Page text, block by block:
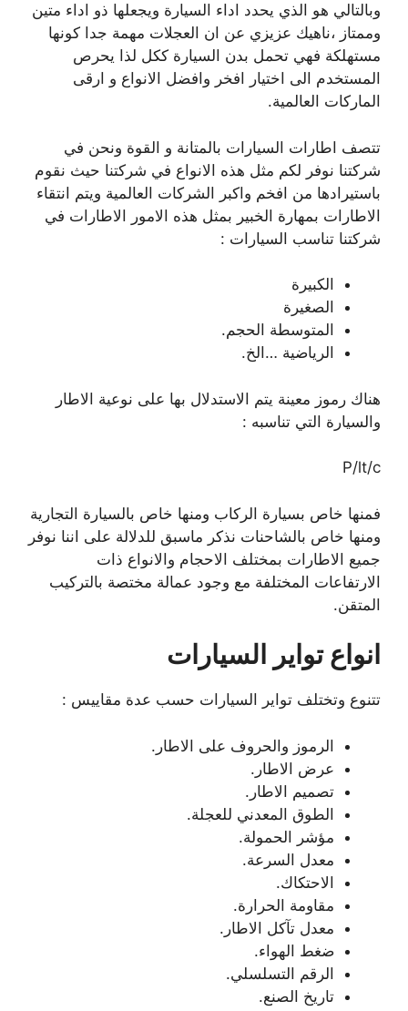
وبالتالي هو الذي يحدد اداء السيارة ويجعلها ذو اداء متين
وممتاز ،ناهيك عزيزي عن ان العجلات مهمة جدا كونها
مستهلكة فهي تحمل بدن السيارة ككل لذا يحرص
المستخدم الى اختيار افخر وافضل الانواع و ارقى
الماركات العالمية.
تتصف اطارات السيارات بالمتانة و القوة ونحن في
شركتنا نوفر لكم مثل هذه الانواع في شركتنا حيث نقوم
باستيرادها من افخم واكبر الشركات العالمية ويتم انتقاء
الاطارات بمهارة الخبير بمثل هذه الامور الاطارات في
شركتنا تناسب السيارات :
الكبيرة
الصغيرة
المتوسطة الحجم.
الرياضية …الخ.
هناك رموز معينة يتم الاستدلال بها على نوعية الاطار
والسيارة التي تناسبه :
P/lt/c
فمنها خاص بسيارة الركاب ومنها خاص بالسيارة التجارية
ومنها خاص بالشاحنات نذكر ماسبق للدلالة على اننا نوفر
جميع الاطارات بمختلف الاحجام والانواع ذات
الارتفاعات المختلفة مع وجود عمالة مختصة بالتركيب
المتقن.
انواع تواير السيارات
تتنوع وتختلف تواير السيارات حسب عدة مقاييس :
الرموز والحروف على الاطار.
عرض الاطار.
تصميم الاطار.
الطوق المعدني للعجلة.
مؤشر الحمولة.
معدل السرعة.
الاحتكاك.
مقاومة الحرارة.
معدل تآكل الاطار.
ضغط الهواء.
الرقم التسلسلي.
تاريخ الصنع.